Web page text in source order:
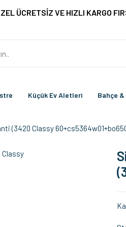
ÜCRETSİZ VE HIZLI KARGO
Küçük Ev Aletleri Bahçe &
(3420 Classy